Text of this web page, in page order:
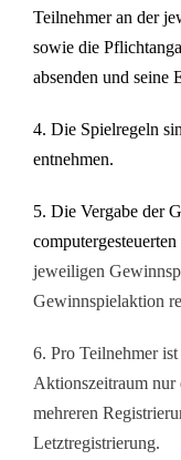
Teilnehmer an der
sowie die
absenden und seine
4. Die Spielregeln
entnehmen.
5. Die Vergabe der
jeweiligen
Gewinnspielaktion
6. Pro Teilnehmer
Aktionszeitraum nur
mehreren
Letztregistrierung.